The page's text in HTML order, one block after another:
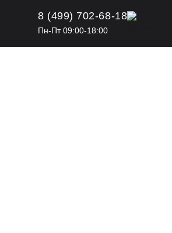
8 (499) 702-68-18
Пн-Пт 09:00-18:00